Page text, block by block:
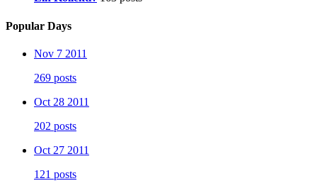
Popular Days
Nov 7 2011
269 posts
Oct 28 2011
202 posts
Oct 27 2011
121 posts